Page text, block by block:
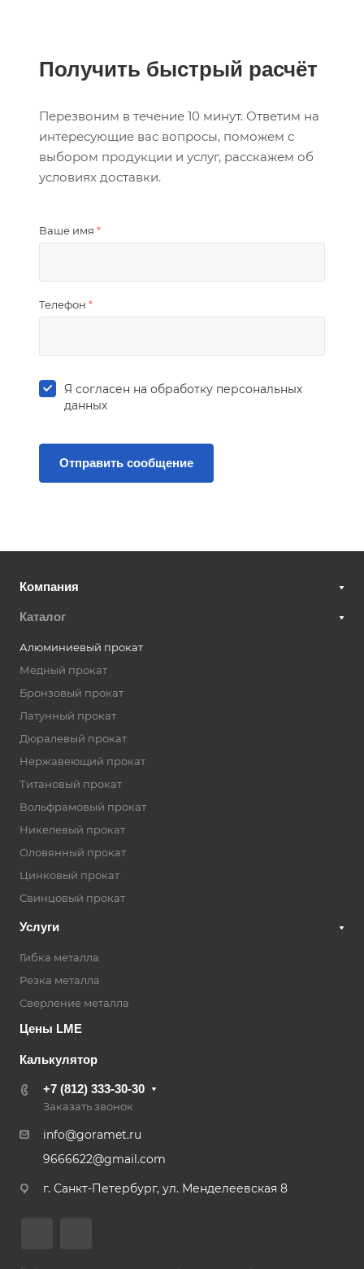
Получить быстрый расчёт
Перезвоним в течение 10 минут. Ответим на
интересующие вас вопросы, поможем с
выбором продукции и услуг, расскажем об
условиях доставки.
Ваше имя *
Телефон *
Я согласен на обработку персональных
данных
Компания
Каталог
Алюминиевый прокат
Медный прокат
Бронзовый прокат
Латунный прокат
Дюралевый прокат
Нержавеющий прокат
Титановый прокат
Вольфрамовый прокат
Никелевый прокат
Оловянный прокат
Цинковый прокат
Свинцовый прокат
Услуги
Гибка металла
Резка металла
Сверление металла
Цены LME
Калькулятор
+7 (812) 333-30-30
Заказать звонок
info@goramet.ru
9666622@gmail.com
г. Санкт-Петербург, ул. Менделеевская 8